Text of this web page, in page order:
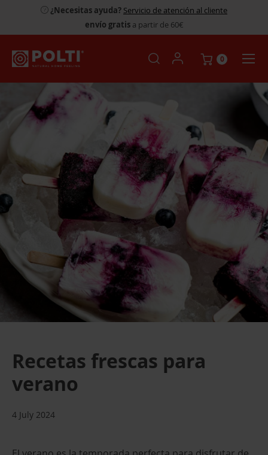
¿Necesitas ayuda? Servicio de atención al cliente
envío gratisa partir de 60€
0
Recetas frescas para
verano
4 July 2024